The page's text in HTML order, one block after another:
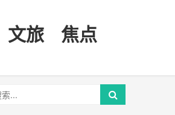
文旅 焦点